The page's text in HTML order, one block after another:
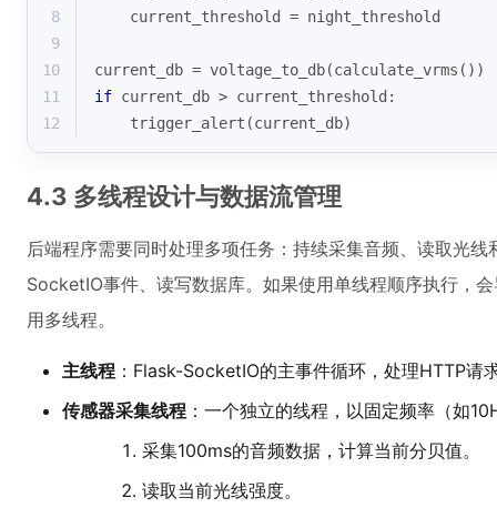
8
    current_threshold = night_threshold
9
10
current_db = voltage_to_db(calculate_vrms())
11
if current_db > current_threshold:
12
    trigger_alert(current_db)
4.3 多线程设计与数据流管理
后端程序需要同时处理多项任务：持续采集音频、读取光
SocketIO事件、读写数据库。如果使用单线程顺序执行，
用多线程。
主线程 ：Flask-SocketIO的主事件循环，处理HTTP请
传感器采集线程 ：一个独立的线程，以固定频率（如
采集100ms的音频数据，计算当前分贝值。
读取当前光线强度。